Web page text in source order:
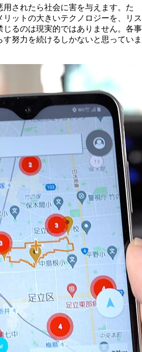
用されたら社会に害を与えます。た
リットの大きいテクノロジーを、リス
じるのは現実的ではありません。各事
努力を続けるしかないと思っていま